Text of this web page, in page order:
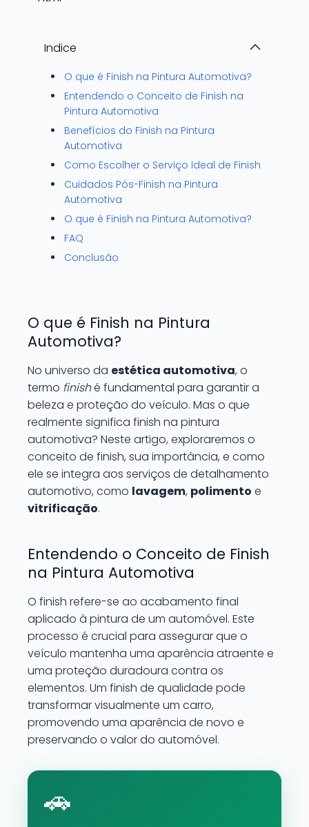
Indice
O que é Finish na Pintura Automotiva?
Entendendo o Conceito de Finish na
Pintura Automotiva
Benefícios do Finish na Pintura
Automotiva
Como Escolher o Serviço Ideal de Finish
Cuidados Pós-Finish na Pintura
Automotiva
O que é Finish na Pintura Automotiva?
FAQ
Conclusão
O que é Finish na Pintura
Automotiva?
No universo da estética automotiva, o
termo finishé fundamental para garantir a
beleza e proteção do veículo. Mas o que
realmente significa finish na pintura
automotiva? Neste artigo, exploraremos o
conceito de finish, sua importância, e como
ele se integra aos serviços de detalhamento
automotivo, como lavagem, polimento e
vitrificação.
Entendendo o Conceito de Finish
na Pintura Automotiva
O finish refere-se ao acabamento final
aplicado à pintura de um automóvel. Este
processo é crucial para assegurar que o
veículo mantenha uma aparência atraente e
uma proteção duradoura contra os
elementos. Um finish de qualidade pode
transformar visualmente um carro,
promovendo uma aparência de novo e
preservando o valor do automóvel.
🚗